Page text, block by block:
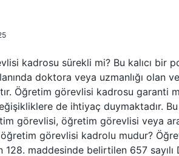
kadrosu sürekli mi? Bu kalıcı bir
doktora veya uzmanlığı olan
Öğretim görevlisi kadrosu garanti
de ihtiyaç duymaktadır.
görevlisi, öğretim görevlisi veya
görevlisi kadrolu mudur?
128. maddesinde belirtilen 657